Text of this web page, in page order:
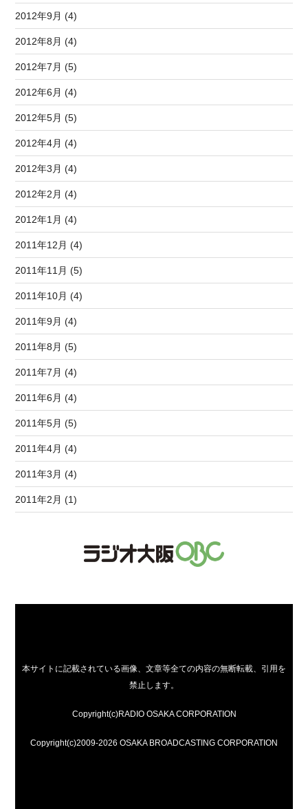
2012年9月 (4)
2012年8月 (4)
2012年7月 (5)
2012年6月 (4)
2012年5月 (5)
2012年4月 (4)
2012年3月 (4)
2012年2月 (4)
2012年1月 (4)
2011年12月 (4)
2011年11月 (5)
2011年10月 (4)
2011年9月 (4)
2011年8月 (5)
2011年7月 (4)
2011年6月 (4)
2011年5月 (5)
2011年4月 (4)
2011年3月 (4)
2011年2月 (1)
本サイトに記載されている画像、文章等全ての内容の無断転載、引用を
禁止します。
Copyright(c)RADIO OSAKA CORPORATION
Copyright(c)2009-2026 OSAKA BROADCASTING CORPORATION